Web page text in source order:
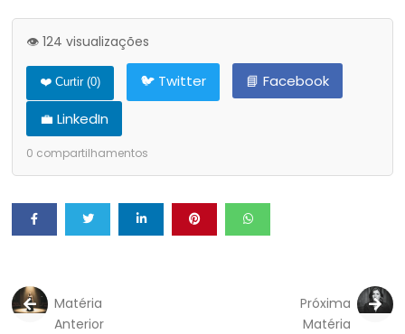
👁️ 124 visualizações
❤️ Curtir (0) 🐦 Twitter
📘 Facebook
💼 LinkedIn
0 compartilhamentos
Matéria
Anterior
Próxima
Matéria